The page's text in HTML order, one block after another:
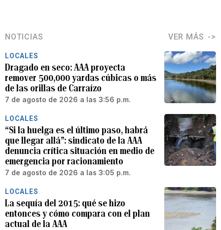
NOTICIAS VER MÁS
LOCALES
Dragado en seco: AAA proyecta
remover 500,000 yardas cúbicas o más
de las orillas de Carraízo
7 de agosto de 2026 a las 3:56 p.m.
LOCALES
“Si la huelga es el último paso, habrá
que llegar allá”: sindicato de la AAA
denuncia crítica situación en medio de
emergencia por racionamiento
7 de agosto de 2026 a las 3:05 p.m.
LOCALES
La sequía del 2015: qué se hizo
entonces y cómo compara con el plan
actual de la AAA